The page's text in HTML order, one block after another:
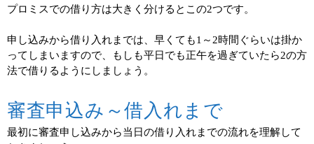
プロミスでの借り方は大きく分けるとこの2つです。
申し込みから借り入れまでは、早くても1～2時間ぐらいは掛か
ってしまいますので、もしも平日でも正午を過ぎていたら2の方
法で借りるようにしましょう。
審査申込み～借入れまで
最初に審査申し込みから当日の借り入れまでの流れを理解して